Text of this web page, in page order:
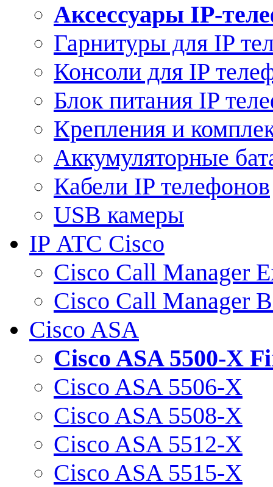
Аксессуары IP-
Гарнитуры для IP
Консоли для IP
Блок питания IP
Крепления и
Аккумуляторные
Кабели IP телефонов
USB камеры
IP АТС Cisco
Cisco Call Manager
Cisco Call Manager
Cisco ASA
Cisco ASA 5500-X
Cisco ASA 5506-X
Cisco ASA 5508-X
Cisco ASA 5512-X
Cisco ASA 5515-X